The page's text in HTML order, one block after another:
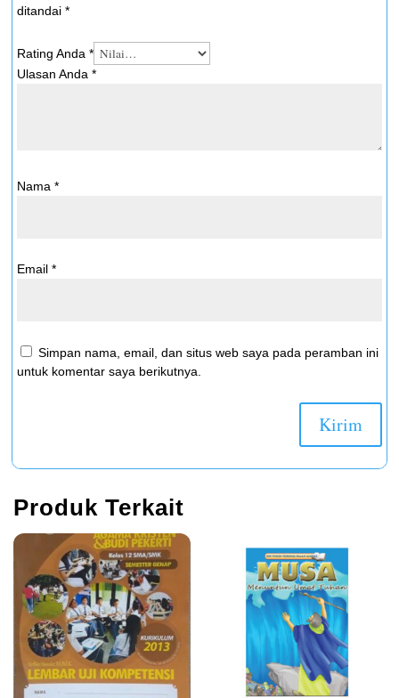
ditandai *
Rating Anda *
Ulasan Anda *
Nama *
Email *
Simpan nama, email, dan situs web saya pada peramban ini
untuk komentar saya berikutnya.
Produk Terkait